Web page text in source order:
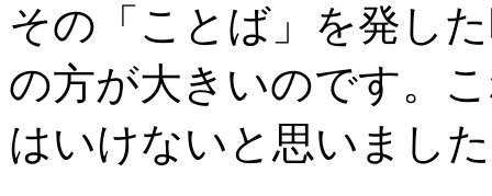
その「ことば」を発し
の方が大きいのです。
はいけないと思いまし